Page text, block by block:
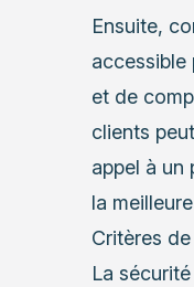
Ensuite,
accessible
et de
clients
appel à un
la
Critères
La